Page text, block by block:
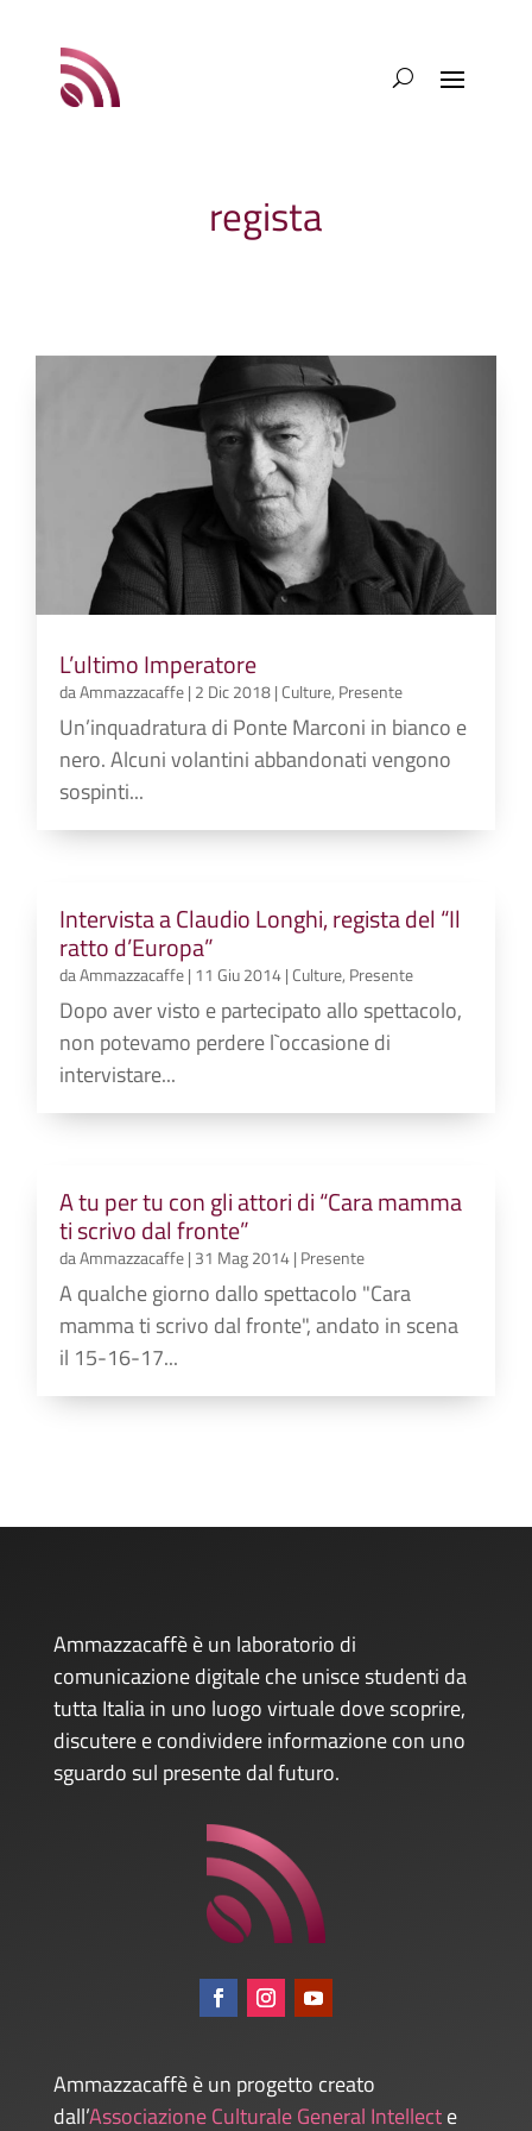
regista
L’ultimo Imperatore
daAmmazzacaffe| 2 Dic 2018|Culture, Presente
Un’inquadratura di Ponte Marconi in bianco e
nero. Alcuni volantini abbandonati vengono
sospinti...
Intervista a Claudio Longhi, regista del “Il
ratto d’Europa”
daAmmazzacaffe| 11 Giu 2014|Culture, Presente
Dopo aver visto e partecipato allo spettacolo,
non potevamo perdere l`occasione di
intervistare...
A tu per tu con gli attori di “Cara mamma
ti scrivo dal fronte”
daAmmazzacaffe| 31 Mag 2014| Presente
A qualche giorno dallo spettacolo "Cara
mamma ti scrivo dal fronte", andato in scena
il 15-16-17...
Ammazzacaffè è un laboratorio di
comunicazione digitale che unisce studenti da
tutta Italia in uno luogo virtuale dove scoprire,
discutere e condividere informazione con uno
sguardo sul presente dal futuro.
Ammazzacaffè è un progetto creato
dall’Associazione Culturale General Intellecte